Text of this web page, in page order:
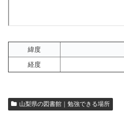
緯度
経度
山梨県の図書館｜勉強できる場所